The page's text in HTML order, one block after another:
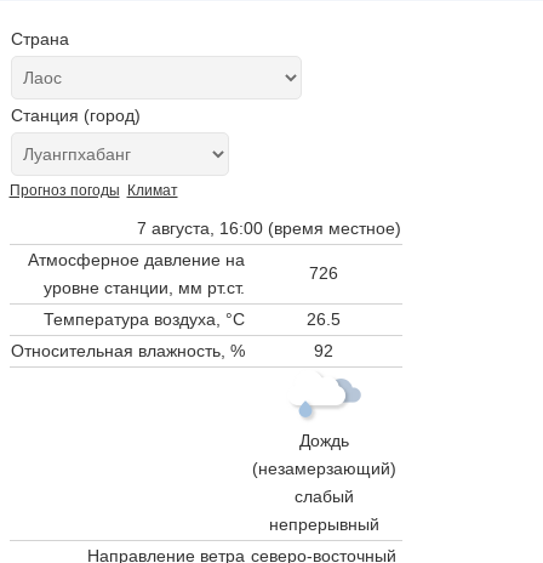
Страна
Станция (город)
Прогноз погоды Климат
7 августа, 16:00 (время местное)
Атмосферное давление на
уровне станции, мм рт.ст.
726
Температура воздуха, °C
26.5
Относительная влажность, %
92
Дождь
(незамерзающий)
слабый
непрерывный
Направление ветра северо-восточный